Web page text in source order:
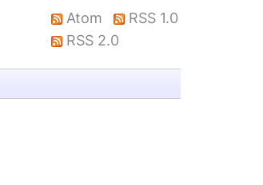
Atom
RSS 1.0
RSS 2.0